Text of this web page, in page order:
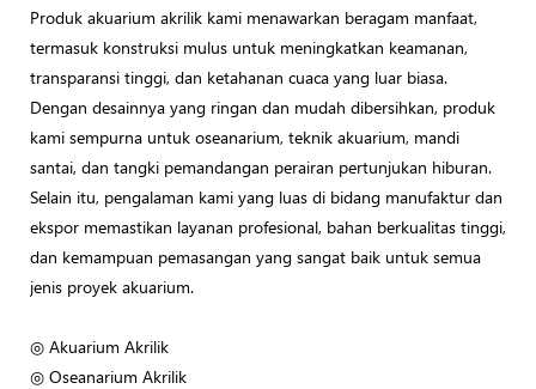
Produk akuarium akrilik kami menawarkan beragam manfaat,
termasuk konstruksi mulus untuk meningkatkan keamanan,
transparansi tinggi, dan ketahanan cuaca yang luar biasa.
Dengan desainnya yang ringan dan mudah dibersihkan, produk
kami sempurna untuk oseanarium, teknik akuarium, mandi
santai, dan tangki pemandangan perairan pertunjukan hiburan.
Selain itu, pengalaman kami yang luas di bidang manufaktur dan
ekspor memastikan layanan profesional, bahan berkualitas tinggi,
dan kemampuan pemasangan yang sangat baik untuk semua
jenis proyek akuarium.
◎ Akuarium Akrilik
◎ Oseanarium Akrilik